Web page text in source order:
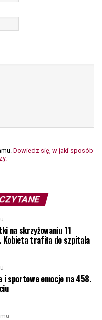
Dowiedz się, w jaki sposób
na skrzyżowaniu 11
Kobieta trafiła do szpitala
i sportowe emocje na 458.